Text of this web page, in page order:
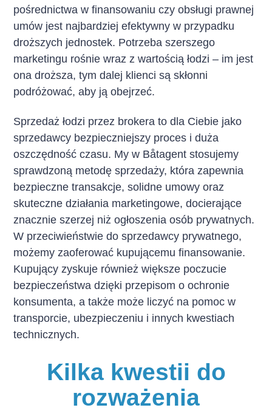
pośrednictwa w finansowaniu czy obsługi prawnej
umów jest najbardziej efektywny w przypadku
droższych jednostek. Potrzeba szerszego
marketingu rośnie wraz z wartością łodzi – im jest
ona droższa, tym dalej klienci są skłonni
podróżować, aby ją obejrzeć.
Sprzedaż łodzi przez brokera to dla Ciebie jako
sprzedawcy bezpieczniejszy proces i duża
oszczędność czasu. My w Båtagent stosujemy
sprawdzoną metodę sprzedaży, która zapewnia
bezpieczne transakcje, solidne umowy oraz
skuteczne działania marketingowe, docierające
znacznie szerzej niż ogłoszenia osób prywatnych.
W przeciwieństwie do sprzedawcy prywatnego,
możemy zaoferować kupującemu finansowanie.
Kupujący zyskuje również większe poczucie
bezpieczeństwa dzięki przepisom o ochronie
konsumenta, a także może liczyć na pomoc w
transporcie, ubezpieczeniu i innych kwestiach
technicznych.
Kilka kwestii do
rozważenia